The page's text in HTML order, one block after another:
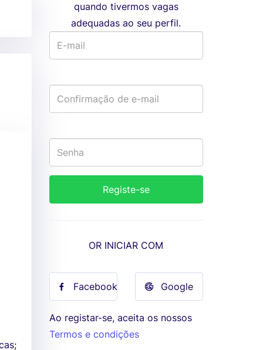
quando tivermos vagas
adequadas ao seu perfil.
OR INICIAR COM
Facebook Google
Ao registar-se, aceita os nossos
Termos e condições